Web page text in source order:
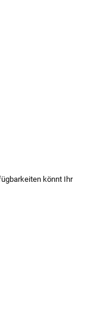
verfügbar.)
könnt Ihr